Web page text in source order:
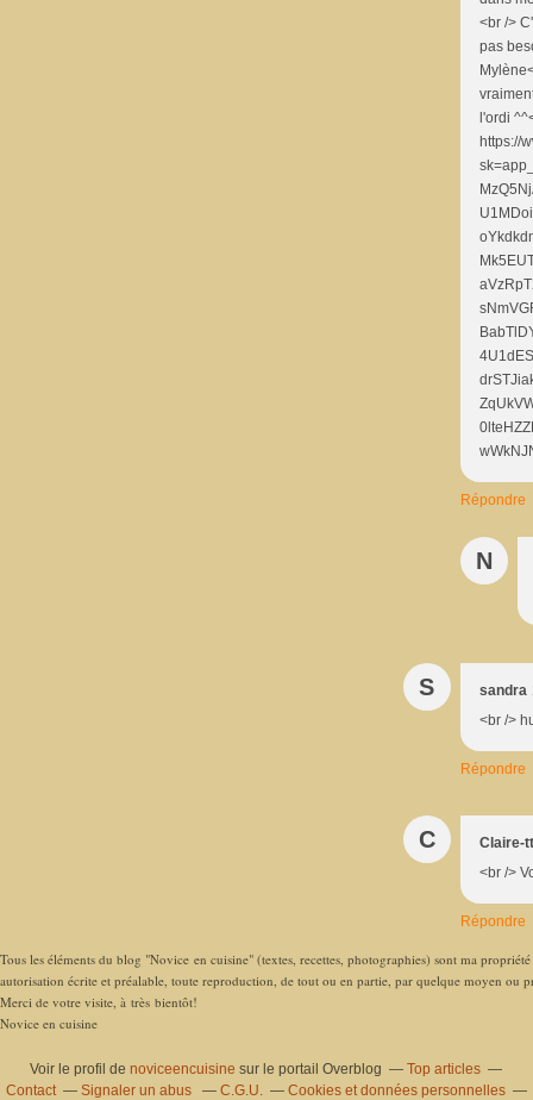
<br />
pas
l'ordi
https://
Répondre
N
S sandra
<br />
Répondre
C
Claire-
<br />
Répondre
Tous les éléments du blog "Novice en cuisine" (textes, recettes, photographies) sont ma
autorisation écrite et préalable, toute reproduction, de tout ou en partie, par quelque moyen ou
Merci de votre visite, à très bientôt!
Novice en cuisine
Voir le profil denoviceencuisine sur le portail Overblog
Top articles
Contact
Signaler un abus C.G.U.
Cookies et données personnelles